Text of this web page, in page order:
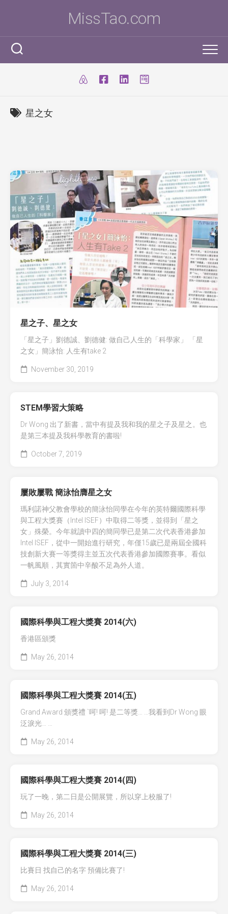
MissTao.com
I.T. Team
學生得獎作品
九連環
環保黏土膠
天然敷貼
澱粉之可塑性
CryptoDefender
防撞鎖
音間行者
廿一世紀校園網絡
國際科學與工程大獎賽(ISEF)
全國青少年科技創新大賽 (CASTIC)
香港青少年科技創新大賽
香港學生科學比賽
SBA
IT比賽&活動
練習時間表
注意事項
我的獎項
我的文章
自家小玩意
星之女
星之子、星之女
「星之子」劉德誠、劉德健: 做自己人生的「科學家」 「星
之女」簡泳怡: 人生有take 2
November 30, 2019
STEM學習大策略
Dr Wong 出了新書，當中有提及我和我的星之子及星之。也
是第三本提及我科學教育的書啦!
October 7, 2019
屢敗屢戰 簡泳怡膺星之女
瑪利諾神父教會學校的簡泳怡同學在今年的英特爾國際科學
與工程大獎賽（Intel ISEF）中取得二等獎，並得到「星之
女」殊榮。今年就讀中四的簡同學已是第二次代表香港參加
Intel ISEF，從中一開始進行研究，年僅15歲已是兩屆全國科
技創新大賽一等獎得主並五次代表香港參加國際賽事。看似
一帆風順，其實箇中辛酸不足為外人道。
July 3, 2014
國際科學與工程大獎賽 2014(六)
香港區頒獎
May 26, 2014
國際科學與工程大獎賽 2014(五)
Grand Award 頒獎禮 `呵! 呵! 是二等獎… …我看到Dr Wong 眼
泛淚光… …
May 26, 2014
國際科學與工程大獎賽 2014(四)
玩了一晚，第二日是公開展覽，所以穿上校服了!
May 26, 2014
國際科學與工程大獎賽 2014(三)
比賽日 找自己的名字 預備比賽了!
May 26, 2014